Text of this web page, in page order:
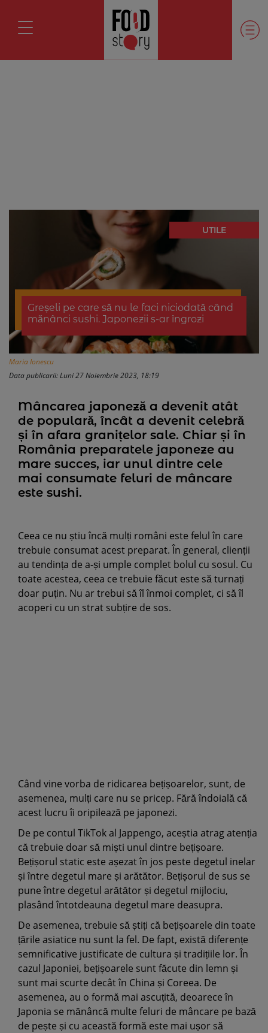
UTILE
Greșeli pe care să nu le faci niciodată când
mănânci sushi. Japonezii s-ar îngrozi
Maria Ionescu
Data publicarii: Luni 27 Noiembrie 2023, 18:19
Mâncarea japoneză a devenit atât
de populară, încât a devenit celebră
și în afara granițelor sale. Chiar și în
România preparatele japoneze au
mare succes, iar unul dintre cele
mai consumate feluri de mâncare
este sushi.
Ceea ce nu știu încă mulți români este felul în care
trebuie consumat acest preparat. În general, clienții
au tendința de a-și umple complet bolul cu sosul. Cu
toate acestea, ceea ce trebuie făcut este să turnați
doar puțin. Nu ar trebui să îl înmoi complet, ci să îl
acoperi cu un strat subțire de sos.
Când vine vorba de ridicarea bețișoarelor, sunt, de
asemenea, mulți care nu se pricep. Fără îndoială că
acest lucru îi oripilează pe japonezi.
De pe contul TikTok al Jappengo, aceștia atrag atenția
că trebuie doar să miști unul dintre bețișoare.
Bețișorul static este așezat în jos peste degetul inelar
și între degetul mare și arătător. Bețișorul de sus se
pune între degetul arătător și degetul mijlociu,
plasând întotdeauna degetul mare deasupra.
De asemenea, trebuie să știți că bețișoarele din toate
țările asiatice nu sunt la fel. De fapt, există diferențe
semnificative justificate de cultura și tradițiile lor. În
cazul Japoniei, bețișoarele sunt făcute din lemn și
sunt mai scurte decât în China și Coreea. De
asemenea, au o formă mai ascuțită, deoarece în
Japonia se mănâncă multe feluri de mâncare pe bază
de pește și cu această formă este mai ușor să